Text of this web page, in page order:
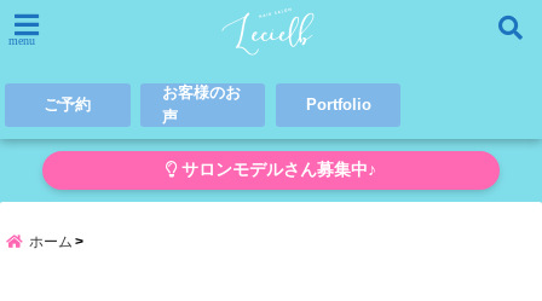
menu
ご予約
お客様のお
声
Portfolio
サロンモデルさん募集中♪
ホーム